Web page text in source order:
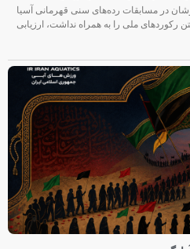
در مسابقات رده‌های سنی قهرمانی آسیا
رکوردهای ملی را به همراه نداشت، ارزیابی